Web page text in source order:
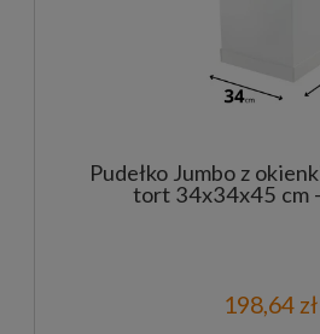
Pudełko Jumbo z
tort 34x34x45 cm
198,64 zł